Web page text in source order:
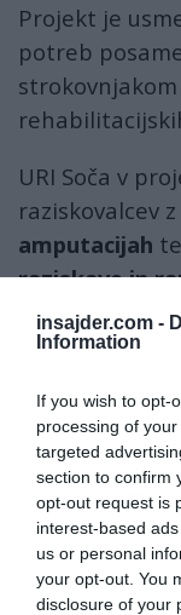
insajder.com -
Information
If you wish to opt-
processing of
targeted
section to confirm
opt-out request is
interest-based
us or personal
your opt-out. You
disclosure of your
Projekt je
potreb
URI Soča v
raziskovalcev z
amputacijah
raziskave in
Njihovo delo
tehnologij.
Projekt
razvoju
prilagojena
in usmerjena
pacientov.